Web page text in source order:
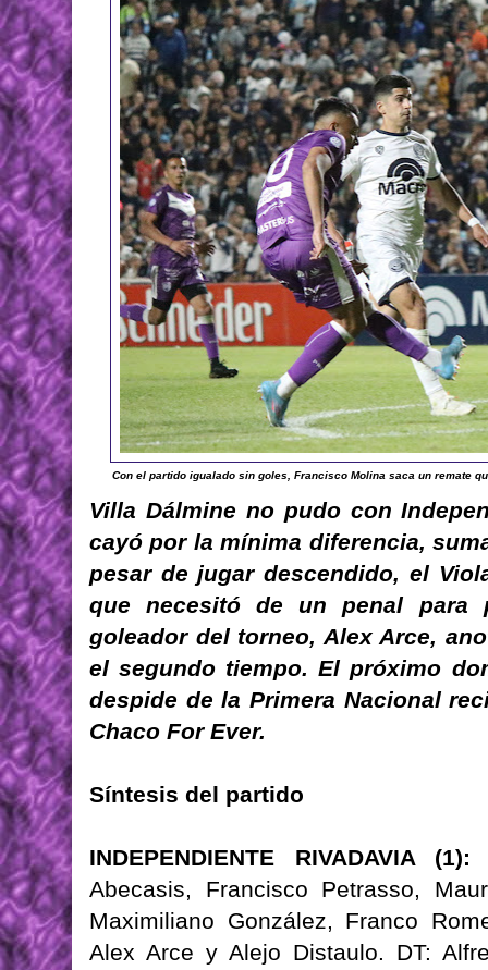
Con el partido igualado sin goles, Francisco Molina saca un remate
Villa Dálmine no pudo con
cayó por la mínima diferencia,
pesar de jugar descendido, el
que necesitó de un penal para
goleador del torneo, Alex Arce,
el segundo tiempo. El próximo
despide de la Primera Nacional
Chaco For Ever.
Síntesis del partido
INDEPENDIENTE RIVADAVIA (1):
Abecasis, Francisco Petrasso,
Maximiliano González, Franco
Alex Arce y Alejo Distaulo. DT: